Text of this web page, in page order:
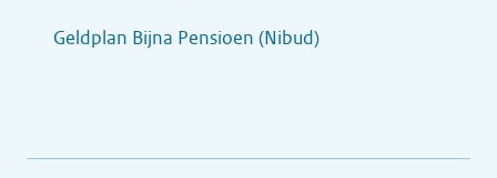
Geldplan Bijna Pensioen (Nibud)